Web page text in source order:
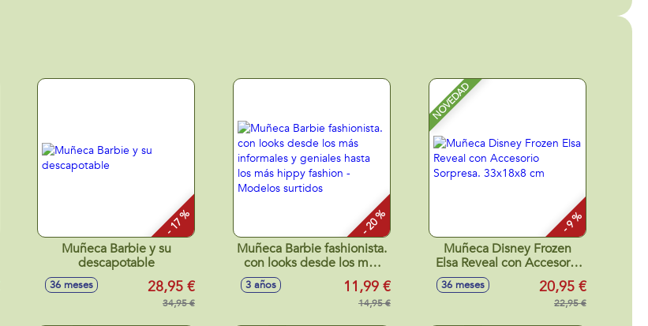
- 17 %
Muñeca Barbie y su
descapotable
36 meses 28,95 €
34,95 €
- 20 %
Muñeca Barbie fashionista.
con looks desde los más
informales y geniales
hasta los más hippy
fashion - Modelos surtidos
3 años 11,99 €
14,95 €
NOVEDAD
- 9 %
Muñeca Disney Frozen
Elsa Reveal con Accesorio
Sorpresa. 33x18x8 cm
36 meses 20,95 €
22,95 €